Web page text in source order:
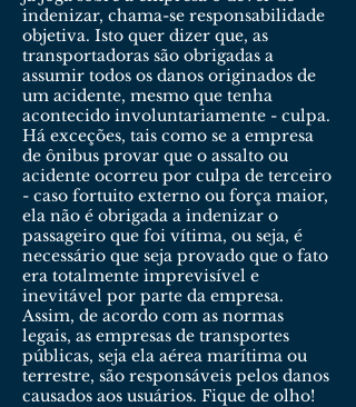
indenizar, chama-se responsabilidade
objetiva. Isto quer dizer que, as
transportadoras são obrigadas a
assumir todos os danos originados de
um acidente, mesmo que tenha
acontecido involuntariamente - culpa.
Há exceções, tais como se a empresa
de ônibus provar que o assalto ou
acidente ocorreu por culpa de terceiro
- caso fortuito externo ou força maior,
ela não é obrigada a indenizar o
passageiro que foi vítima, ou seja, é
necessário que seja provado que o fato
era totalmente imprevisível e
inevitável por parte da empresa.
Assim, de acordo com as normas
legais, as empresas de transportes
públicas, seja ela aérea marítima ou
terrestre, são responsáveis pelos danos
causados aos usuários. Fique de olho!